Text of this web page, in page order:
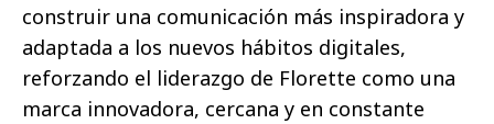
construir una comunicación más inspiradora y
adaptada a los nuevos hábitos digitales,
reforzando el liderazgo de Florette como una
marca innovadora, cercana y en constante